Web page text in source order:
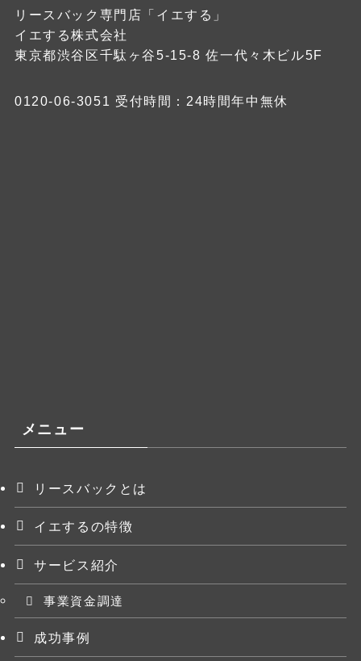
リースバック専門店「イエする」
イエする株式会社
東京都渋谷区千駄ヶ谷5-15-8 佐一代々木ビル5F
0120-06-3051 受付時間：24時間年中無休
メニュー
リースバックとは
イエするの特徴
サービス紹介
事業資金調達
成功事例